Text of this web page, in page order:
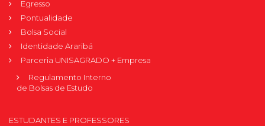
Egresso
Pontualidade
Bolsa Social
Identidade Araribá
Parceria UNISAGRADO + Empresa
Regulamento Interno
de Bolsas de Estudo
ESTUDANTES E PROFESSORES